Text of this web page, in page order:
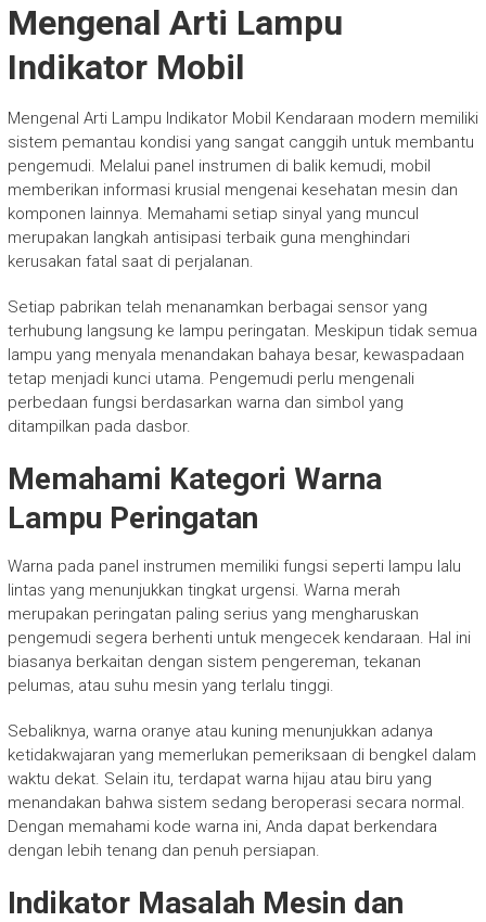
Mengenal Arti Lampu
Indikator Mobil
Mengenal Arti Lampu Indikator Mobil Kendaraan modern memiliki
sistem pemantau kondisi yang sangat canggih untuk membantu
pengemudi. Melalui panel instrumen di balik kemudi, mobil
memberikan informasi krusial mengenai kesehatan mesin dan
komponen lainnya. Memahami setiap sinyal yang muncul
merupakan langkah antisipasi terbaik guna menghindari
kerusakan fatal saat di perjalanan.
Setiap pabrikan telah menanamkan berbagai sensor yang
terhubung langsung ke lampu peringatan. Meskipun tidak semua
lampu yang menyala menandakan bahaya besar, kewaspadaan
tetap menjadi kunci utama. Pengemudi perlu mengenali
perbedaan fungsi berdasarkan warna dan simbol yang
ditampilkan pada dasbor.
Memahami Kategori Warna
Lampu Peringatan
Warna pada panel instrumen memiliki fungsi seperti lampu lalu
lintas yang menunjukkan tingkat urgensi. Warna merah
merupakan peringatan paling serius yang mengharuskan
pengemudi segera berhenti untuk mengecek kendaraan. Hal ini
biasanya berkaitan dengan sistem pengereman, tekanan
pelumas, atau suhu mesin yang terlalu tinggi.
Sebaliknya, warna oranye atau kuning menunjukkan adanya
ketidakwajaran yang memerlukan pemeriksaan di bengkel dalam
waktu dekat. Selain itu, terdapat warna hijau atau biru yang
menandakan bahwa sistem sedang beroperasi secara normal.
Dengan memahami kode warna ini, Anda dapat berkendara
dengan lebih tenang dan penuh persiapan.
Indikator Masalah Mesin dan